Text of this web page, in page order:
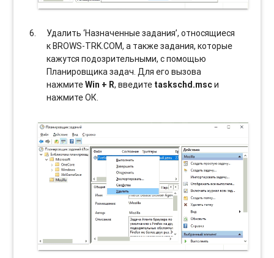
Удалить ‘Назначенные задания’, относящиеся
к BROWS-TRK.COM, а также задания, которые
кажутся подозрительными, с помощью
Планировщика задач. Для его вызова
нажмитеWin + R, введите taskschd.mscи
нажмите ОК.